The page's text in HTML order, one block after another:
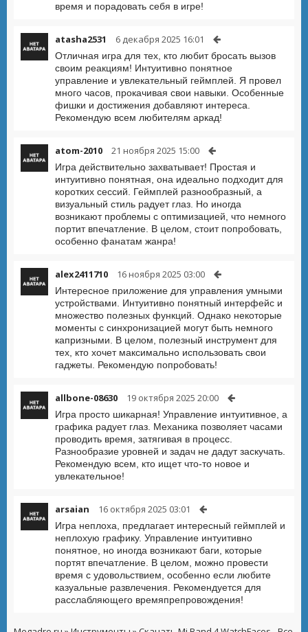
время и порадовать себя в игре!
atasha2531 6 декабря 2025 16:01
Отличная игра для тех, кто любит бросать вызов
своим реакциям! Интуитивно понятное
управление и увлекательный геймплей. Я провел
много часов, прокачивая свои навыки. Особенные
фишки и достижения добавляют интереса.
Рекомендую всем любителям аркад!
atom-2010 21 ноября 2025 15:00
Игра действительно захватывает! Простая и
интуитивно понятная, она идеально подходит для
коротких сессий. Геймплей разнообразный, а
визуальный стиль радует глаз. Но иногда
возникают проблемы с оптимизацией, что немного
портит впечатление. В целом, стоит попробовать,
особенно фанатам жанра!
alex2411710 16 ноября 2025 03:00
Интересное приложение для управления умными
устройствами. Интуитивно понятный интерфейс и
множество полезных функций. Однако некоторые
моменты с синхронизацией могут быть немного
капризными. В целом, полезный инструмент для
тех, кто хочет максимально использовать свои
гаджеты. Рекомендую попробовать!
allbone-08630 19 октября 2025 20:00
Игра просто шикарная! Управление интуитивное, а
графика радует глаз. Механика позволяет часами
проводить время, затягивая в процесс.
Разнообразие уровней и задач не дадут заскучать.
Рекомендую всем, кто ищет что-то новое и
увлекательное!
arsaian 16 октября 2025 03:01
Игра неплоха, предлагает интересный геймплей и
неплохую графику. Управление интуитивно
понятное, но иногда возникают баги, которые
портят впечатление. В целом, можно провести
время с удовольствием, особенно если любите
казуальные развлечения. Рекомендуется для
расслабляющего времяпрепровождения!